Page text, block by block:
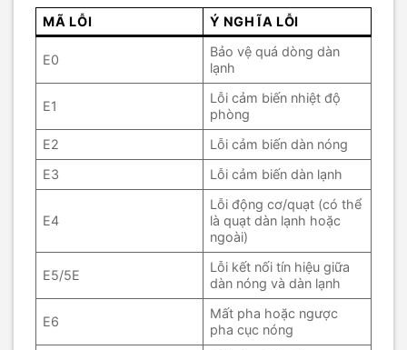
MÃ LỖI Ý NGHĨA LỖI
E0
Bảo vệ quá dòng dàn
lạnh
E1
Lỗi cảm biến nhiệt độ
phòng
E2
Lỗi cảm biến dàn nóng
E3
Lỗi cảm biến dàn lạnh
E4
Lỗi động cơ/quạt (có thể
là quạt dàn lạnh hoặc
ngoài)
E5/5E
Lỗi kết nối tín hiệu giữa
dàn nóng và dàn lạnh
E6
Mất pha hoặc ngược
pha cục nóng